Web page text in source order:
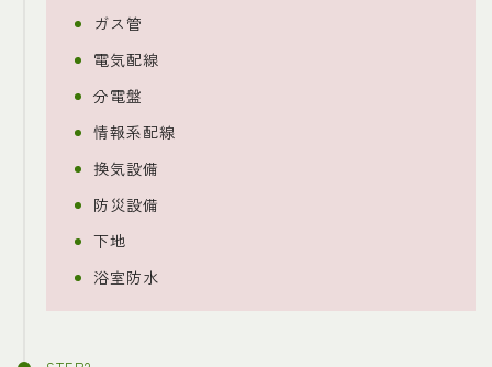
ガス管
電気配線
分電盤
情報系配線
換気設備
防災設備
下地
浴室防水